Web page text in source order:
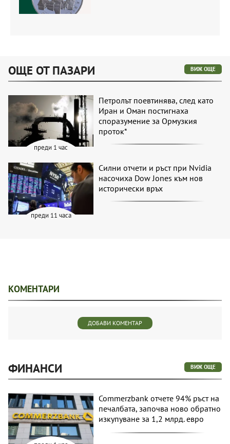
ОЩЕ ОТ ПАЗАРИ ВИЖ ОЩЕ
преди 1 час
Петролът поевтинява, след като
Иран и Оман постигнаха
споразумение за Ормузкия
проток*
преди 11 часа
Силни отчети и ръст при Nvidia
насочиха Dow Jones към нов
исторически връх
КОМЕНТАРИ
ДОБАВИ КОМЕНТАР
ФИНАНСИ ВИЖ ОЩЕ
Commerzbank отчете 94% ръст на
печалбата, започва ново обратно
изкупуване за 1,2 млрд. евро